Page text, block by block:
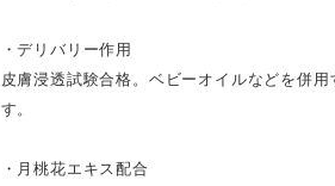
・デリバリー作用
皮膚浸透試験合格。ベビーオイルなどを併
す。
・月桃花エキス配合